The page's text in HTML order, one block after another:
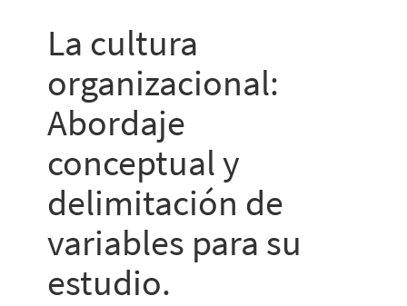
lateral
La cultura
organizacional:
Abordaje
conceptual y
delimitación de
variables para su
estudio.